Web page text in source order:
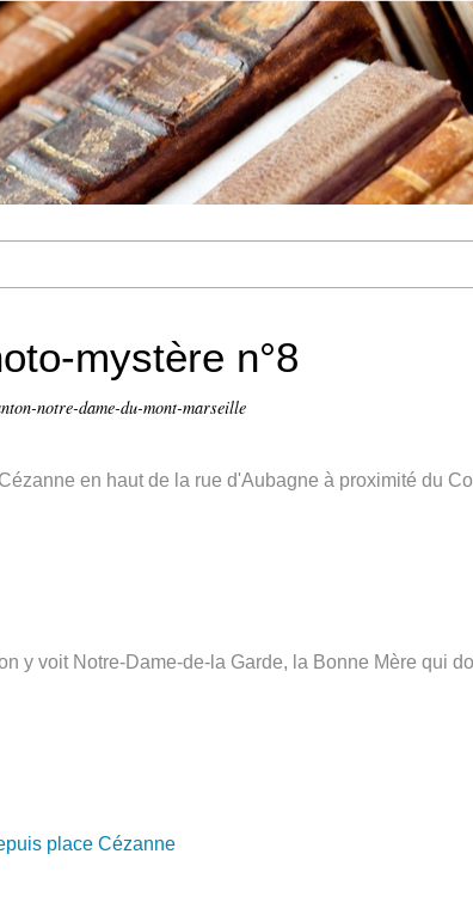
mystère n°8
notre-dame-du-mont-marseille
en haut de la rue d'Aubagne à proximité du
y voit Notre-Dame-de-la Garde, la Bonne Mère qui